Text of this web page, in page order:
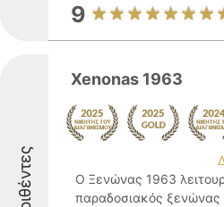
9
Xenonas 1963
Ο Ξενώνας 1963
παραδοσιακός ξενώνας